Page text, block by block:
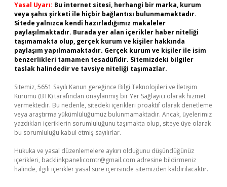
Yasal Uyarı: Bu internet sitesi, herhangi bir marka, kurum
veya şahıs şirketi ile hiçbir bağlantısı bulunmamaktadır.
Sitede yalnızca kendi hazırladığımız makaleler
paylaşılmaktadır. Burada yer alan içerikler haber niteliği
taşımamakta olup, gerçek kurum ve kişiler hakkında
paylaşım yapılmamaktadır. Gerçek kurum ve kişiler ile isim
benzerlikleri tamamen tesadüfidir. Sitemizdeki bilgiler
taslak halindedir ve tavsiye niteliği taşımazlar.
Sitemiz, 5651 Sayılı Kanun gereğince Bilgi Teknolojileri ve İletişim
Kurumu (BTK) tarafından onaylanmış bir Yer Sağlayıcı olarak hizmet
vermektedir. Bu nedenle, sitedeki içerikleri proaktif olarak denetleme
veya araştırma yükümlülüğümüz bulunmamaktadır. Ancak, üyelerimiz
yazdıkları içeriklerin sorumluluğunu taşımakta olup, siteye üye olarak
bu sorumluluğu kabul etmiş sayılırlar.
Hukuka ve yasal düzenlemelere aykırı olduğunu düşündüğünüz
içerikleri, backlinkpanelicomtr@gmail.com adresine bildirmeniz
halinde, ilgili içerikler yasal süre içerisinde sitemizden kaldırılacaktır.